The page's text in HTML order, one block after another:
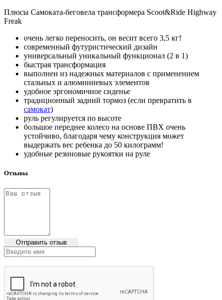
Плюсы Самоката-беговела трансформера Scoot&Ride Highway
Freak
очень легко переносить, он весит всего 3,5 кг!
современный футуристический дизайн
универсальный уникальный функционал (2 в 1)
быстрая трансформация
выполнен из надежных материалов с применением
стальных и алюминиевых элементов
удобное эргономичное сиденье
традиционный задний тормоз (если превратить в
самокат)
руль регулируется по высоте
большое переднее колесо на основе ПВХ очень
устойчиво, благодаря чему конструкция может
выдержать вес ребенка до 50 килограмм!
удобные резиновые рукоятки на руле
Отзывы